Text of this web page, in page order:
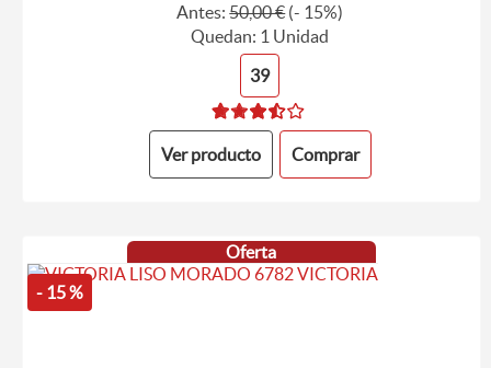
Antes:50,00 €(- 15%)
Quedan: 1 Unidad
39
Ver producto Comprar
Oferta
- 15 %